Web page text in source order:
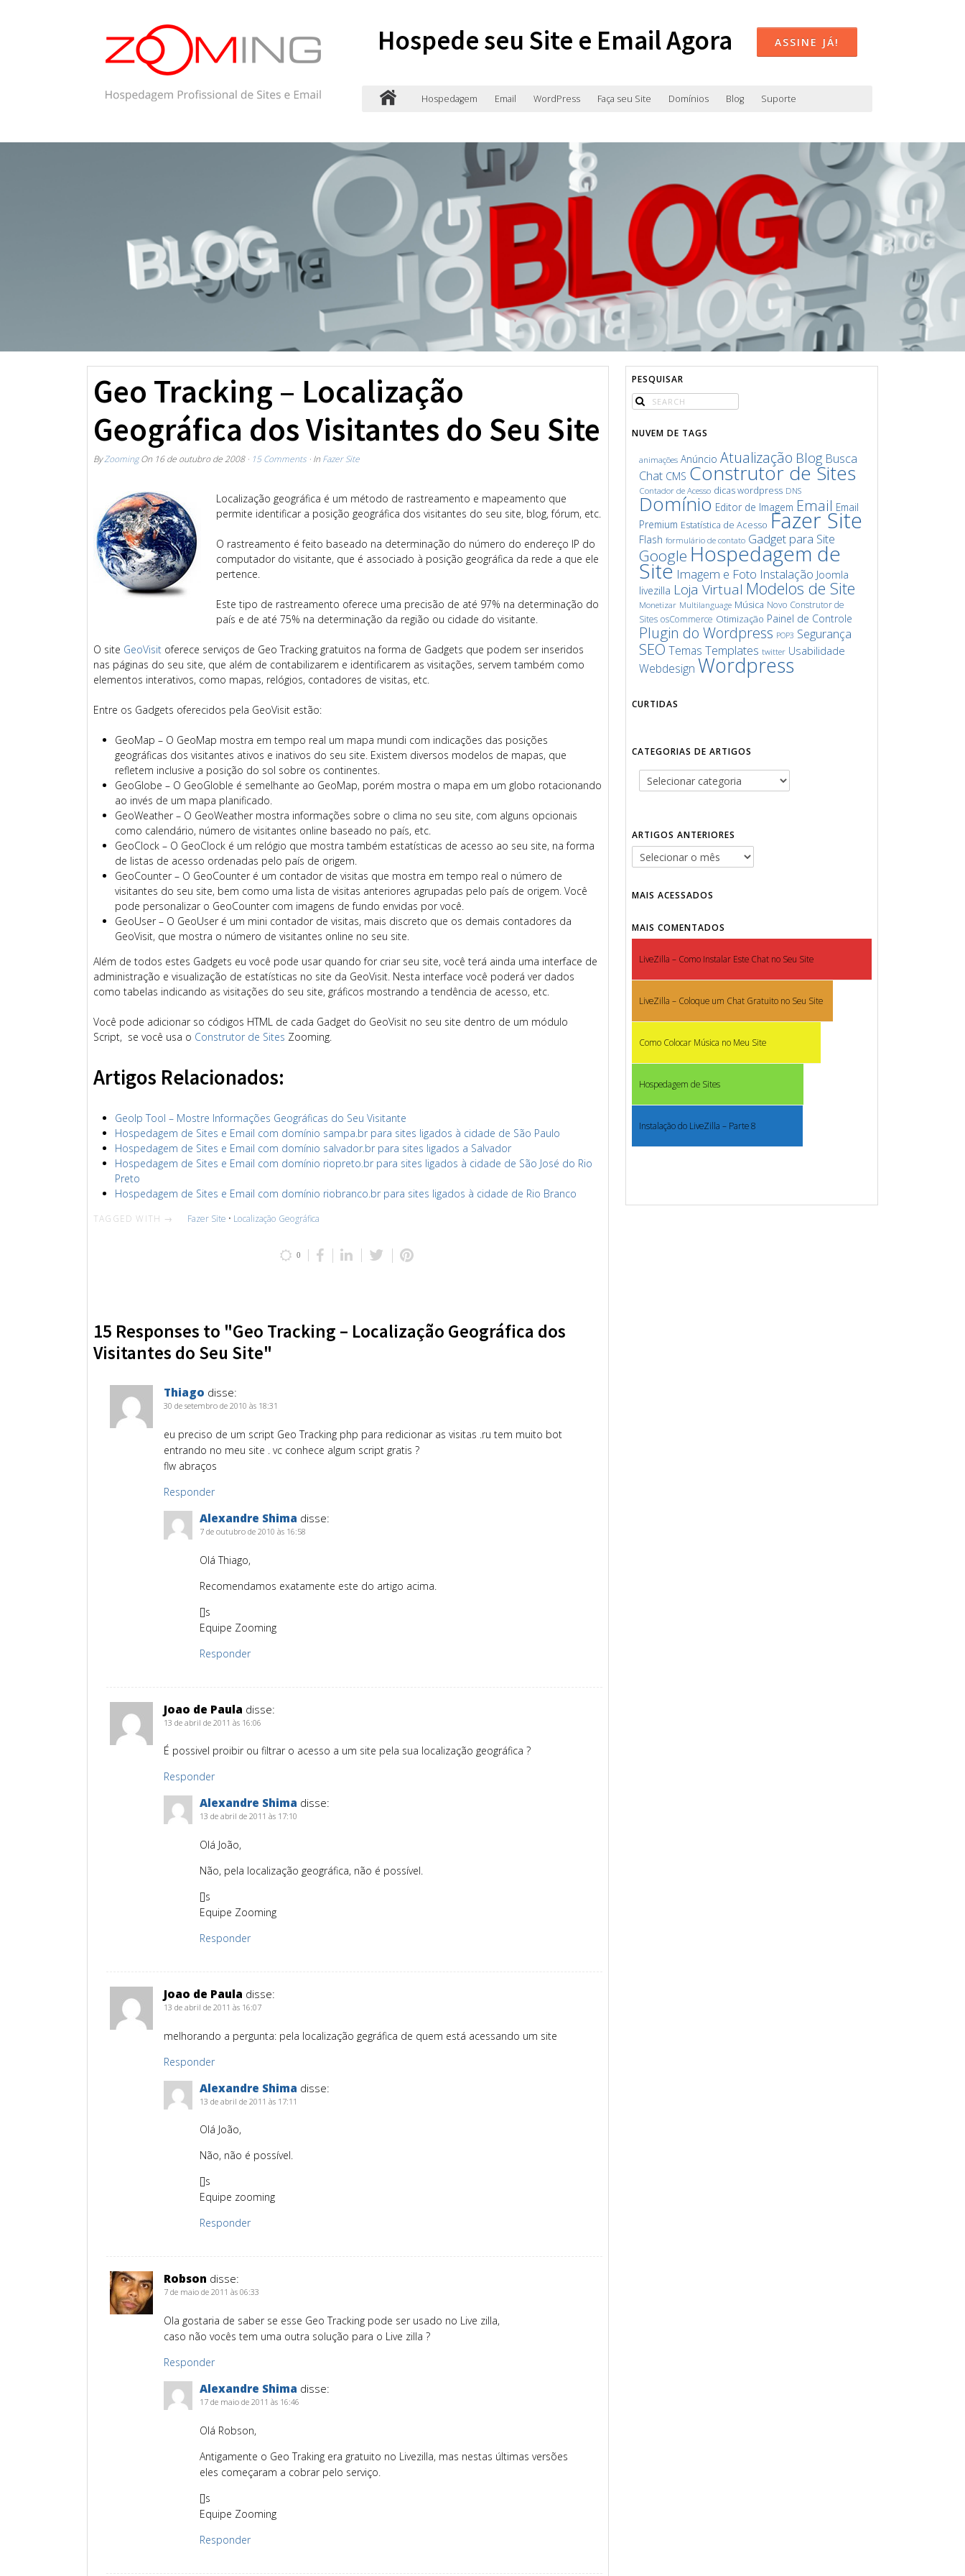
Hospede seu Site e Email Agora ASSINE JÁ!
Hospedagem Email WordPress Faça seu Site Domínios Blog Suporte
Geo Tracking – Localização
Geográfica dos Visitantes do Seu Site
ByZoomingOn 16 de outubro de 2008· 15 Comments · In Fazer Site
Localização geográfica é um método de rastreamento e mapeamento que
permite identificar a posição geográfica dos visitantes do seu site, blog, fórum, etc.
O rastreamento é feito baseado na determinação do número do endereço IP do
computador do visitante, que é associado à posição geográfica da rede a que ele
pertence.
Este tipo de rastreamento oferece uma precisão de até 97% na determinação do
país e de até 75% na determinação da região ou cidade do visitante.
O site GeoVisit oferece serviços de Geo Tracking gratuitos na forma de Gadgets que podem ser inseridos
nas páginas do seu site, que além de contabilizarem e identificarem as visitações, servem também como
elementos interativos, como mapas, relógios, contadores de visitas, etc.
Entre os Gadgets oferecidos pela GeoVisit estão:
GeoMap – O GeoMap mostra em tempo real um mapa mundi com indicações das posições
geográficas dos visitantes ativos e inativos do seu site. Existem diversos modelos de mapas, que
refletem inclusive a posição do sol sobre os continentes.
GeoGlobe – O GeoGloble é semelhante ao GeoMap, porém mostra o mapa em um globo rotacionando
ao invés de um mapa planificado.
GeoWeather – O GeoWeather mostra informações sobre o clima no seu site, com alguns opcionais
como calendário, número de visitantes online baseado no país, etc.
GeoClock – O GeoClock é um relógio que mostra também estatísticas de acesso ao seu site, na forma
de listas de acesso ordenadas pelo país de origem.
GeoCounter – O GeoCounter é um contador de visitas que mostra em tempo real o número de
visitantes do seu site, bem como uma lista de visitas anteriores agrupadas pelo país de origem. Você
pode personalizar o GeoCounter com imagens de fundo envidas por você.
GeoUser – O GeoUser é um mini contador de visitas, mais discreto que os demais contadores da
GeoVisit, que mostra o número de visitantes online no seu site.
Além de todos estes Gadgets eu você pode usar quando for criar seu site, você terá ainda uma interface de
administração e visualização de estatísticas no site da GeoVisit. Nesta interface você poderá ver dados
como tabelas indicando as visitações do seu site, gráficos mostrando a tendência de acesso, etc.
Você pode adicionar so códigos HTML de cada Gadget do GeoVisit no seu site dentro de um módulo
Script, se você usa o Construtor de Sites Zooming.
Artigos Relacionados:
GeoIp Tool – Mostre Informações Geográficas do Seu Visitante
Hospedagem de Sites e Email com domínio sampa.br para sites ligados à cidade de São Paulo
Hospedagem de Sites e Email com domínio salvador.br para sites ligados a Salvador
Hospedagem de Sites e Email com domínio riopreto.br para sites ligados à cidade de São José do Rio
Preto
Hospedagem de Sites e Email com domínio riobranco.br para sites ligados à cidade de Rio Branco
TAGGED WITH → Fazer Site • Localização Geográfica
0
15 Responses to "Geo Tracking – Localização Geográfica dos
Visitantes do Seu Site"
Thiago disse:
30 de setembro de 2010 às 18:31
eu preciso de um script Geo Tracking php para redicionar as visitas .ru tem muito bot
entrando no meu site . vc conhece algum script gratis ?
flw abraços
Responder
Alexandre Shima disse:
7 de outubro de 2010 às 16:58
Olá Thiago,
Recomendamos exatamente este do artigo acima.
[]s
Equipe Zooming
Responder
Joao de Paula disse:
13 de abril de 2011 às 16:06
É possivel proibir ou filtrar o acesso a um site pela sua localização geográfica ?
Responder
Alexandre Shima disse:
13 de abril de 2011 às 17:10
Olá João,
Não, pela localização geográfica, não é possível.
[]s
Equipe Zooming
Responder
Joao de Paula disse:
13 de abril de 2011 às 16:07
melhorando a pergunta: pela localização gegráfica de quem está acessando um site
Responder
Alexandre Shima disse:
13 de abril de 2011 às 17:11
Olá João,
Não, não é possível.
[]s
Equipe zooming
Responder
Robson disse:
7 de maio de 2011 às 06:33
Ola gostaria de saber se esse Geo Tracking pode ser usado no Live zilla,
caso não vocês tem uma outra solução para o Live zilla ?
Responder
Alexandre Shima disse:
17 de maio de 2011 às 16:46
Olá Robson,
Antigamente o Geo Traking era gratuito no Livezilla, mas nestas últimas versões
eles começaram a cobrar pelo serviço.
[]s
Equipe Zooming
Responder
PESQUISAR
NUVEM DE TAGS
animações Anúncio Atualização Blog Busca
Chat CMS Construtor de Sites
Contador de Acesso dicas wordpress DNS
Domínio Editor de Imagem Email Email
Premium Estatística de Acesso Fazer Site
Flash formulário de contato Gadget para Site
Google Hospedagem de
Site Imagem e Foto Instalação Joomla
livezilla Loja Virtual Modelos de Site
Monetizar Multilanguage Música Novo Construtor de
Sites osCommerce Otimização Painel de Controle
Plugin do Wordpress POP3 Segurança
SEO Temas Templates twitter Usabilidade
Webdesign Wordpress
CURTIDAS
CATEGORIAS DE ARTIGOS
ARTIGOS ANTERIORES
MAIS ACESSADOS
MAIS COMENTADOS
LiveZilla – Como Instalar Este Chat no Seu Site
LiveZilla – Coloque um Chat Gratuito no Seu Site
Como Colocar Música no Meu Site
Hospedagem de Sites
Instalação do LiveZilla – Parte 8